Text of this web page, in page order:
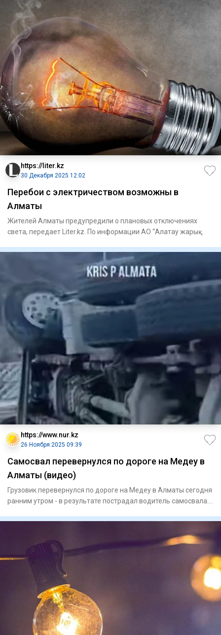
https://liter.kz
30 Декабря 2025 12:02
Перебои с электричеством возможны в
Алматы
Жителей Алматы предупредили о плановых отключениях
света, передает Liter.kz. По информации АО “Алатау жарық
https://www.nur.kz
26 Ноября 2025 09:39
Самосвал перевернулся по дороге на Медеу в
Алматы (видео)
Грузовик перевернулся по дороге на Медеу в Алматы сегодня
ранним утром - в результате пострадал водитель самосвала.